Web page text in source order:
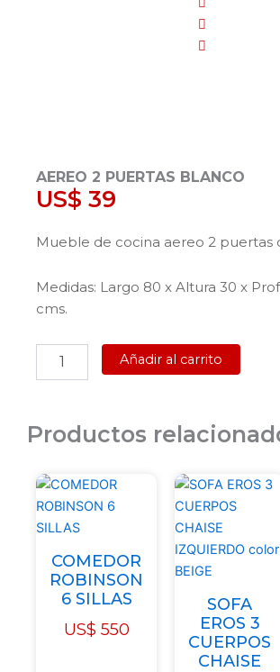
AEREO 2 PUERTAS BLANCO
US$ 39
Mueble de cocina aereo 2 puertas
Medidas: Largo 80 x Altura 30 x
cms.
cantidad
Añadir al carrito
Productos
COMEDOR
ROBINSON
6 SILLAS
US$ 550
SOFA
EROS 3
CUERPOS
CHAISE